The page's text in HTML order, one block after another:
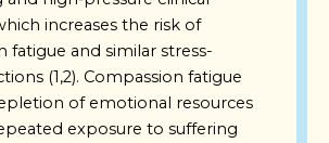
increases the risk of
fatigue and similar stress-
(1,2). Compassion fatigue
of emotional resources
exposure to suffering